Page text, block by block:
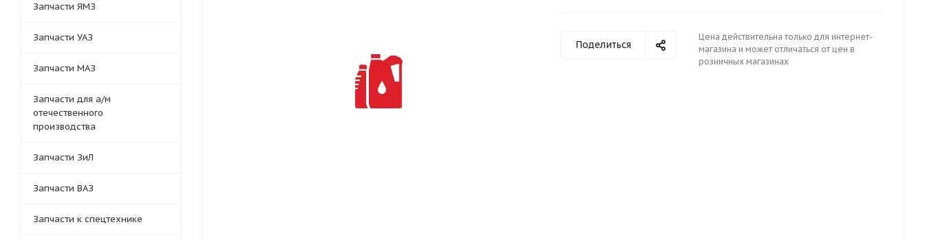
Поделиться
Цена действительна только для интернет-
магазина и может отличаться от цен в
розничных магазинах
Запчасти ЯМЗ
Запчасти УАЗ
Запчасти МАЗ
Запчасти для а/м
отечественного
производства
Запчасти ЗиЛ
Запчасти ВАЗ
Запчасти к спецтехнике